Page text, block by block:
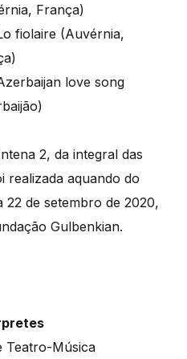
França)
fiolaire (Auvérnia,
love song
2, da integral das
realizada aquando do
22 de setembro de 2020,
Gulbenkian.
Teatro-Música